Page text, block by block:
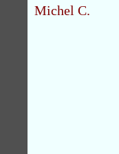
Michel C.